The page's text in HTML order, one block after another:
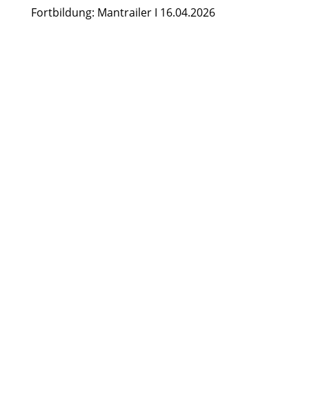
Fortbildung: Mantrailer I 16.04.2026